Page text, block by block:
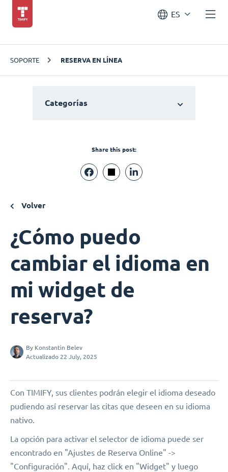
ES
SOPORTE RESERVA EN LÍNEA
Categorías
Share this post:
Volver
¿Cómo puedo
cambiar el idioma en
mi widget de
reserva?
By Konstantin Belev
Actualizado 22 July, 2025
Con TIMIFY, sus clientes podrán elegir el idioma deseado
pudiendo así reservar las citas que deseen en su idioma
nativo.
La opción para activar el selector de idioma puede ser
encontrado en "Ajustes de Reserva Online" ->
"Configuración". Aquí, haz click en "Widget" y luego